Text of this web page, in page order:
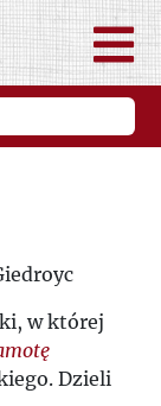
w której
Dzieli